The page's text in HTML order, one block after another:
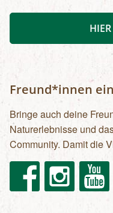
Freund*innen
Bringe auch deine
Naturerlebnisse und
Community. Damit die
FacebookInstagram Youtube